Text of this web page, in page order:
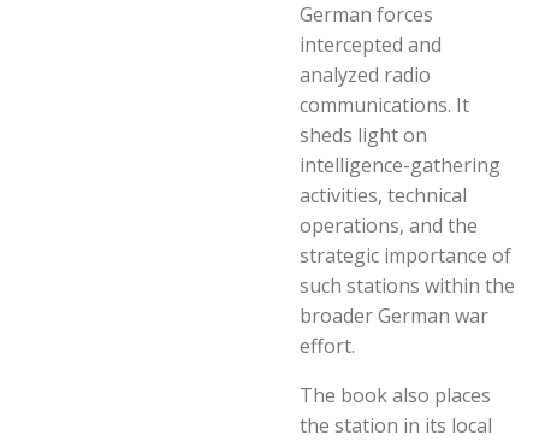
German forces
intercepted and
analyzed radio
communications. It
sheds light on
intelligence-gathering
activities, technical
operations, and the
strategic importance of
such stations within the
broader German war
effort.
The book also places
the station in its local